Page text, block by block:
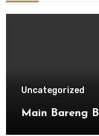
Uncategorized
Main Bareng